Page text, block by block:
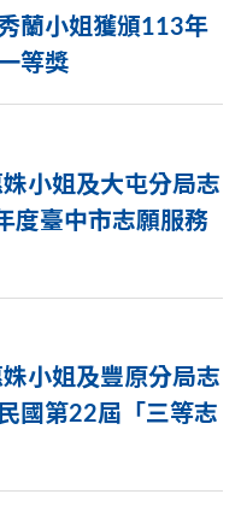
蘭小姐獲頒113年
等獎
小姐及大屯分局志
度臺中市志願服務
小姐及豐原分局志
國第22屆「三等志